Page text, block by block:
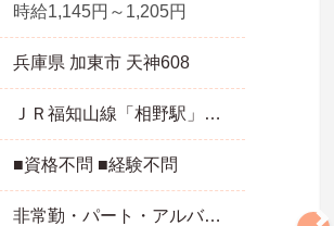
時給1,145円～1,205円
兵庫県 加東市 天神608
ＪＲ福知山線「相野駅」バス・車19分
■資格不問 ■経験不問
非常勤・パート・アルバイト